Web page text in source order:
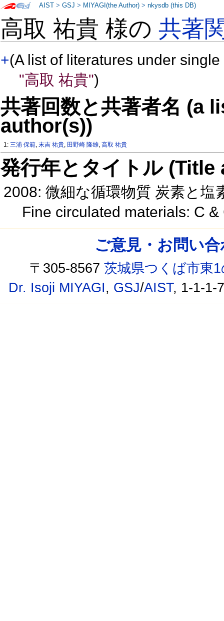
高取 祐貴 様の共著
+(A list of literatures under
"高取 祐貴")
共著回数と共著者名 (a
author(s))
1:三浦 保範,末吉 祐貴, 田野崎 隆雄,高取 祐貴
発行年とタイトル
2008: 微細な循環物質 炭素と
Fine circulated materials: C
AIST >GSJ > MIYAGI(the Author) >nkysdb (this DB)
ご意見・お問い
〒305-8567茨城県つくば市東
Dr. Isoji MIYAGI, GSJ/AIST, 1-1-1-